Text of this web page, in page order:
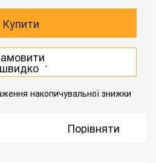
Купити
швидко .
накопичувальної знижки
Порівняти